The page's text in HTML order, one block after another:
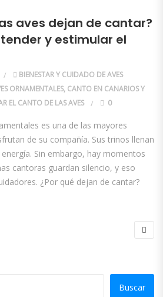
aves dejan de cantar?
y estimular el
BIENESTAR Y CUIDADO DE AVES
ORNAMENTALES, CANTO EN CANARIOS Y
EL CANTO DE LAS AVES 0
es una de las mayores
de su compañía. Sus trinos llenan
Sin embargo, hay momentos
cantoras guardan silencio, y eso
¿Por qué dejan de cantar?
Buscar